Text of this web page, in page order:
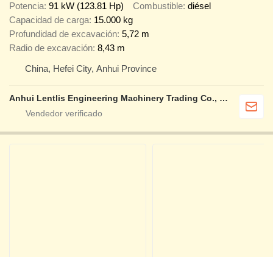
Potencia 91 kW (123.81 Hp) Combustible diésel
Capacidad de carga 15.000 kg
Profundidad de excavación 5,72 m
Radio de excavación 8,43 m
China, Hefei City, Anhui Province
Anhui Lentlis Engineering Machinery Trading Co., Ltd.